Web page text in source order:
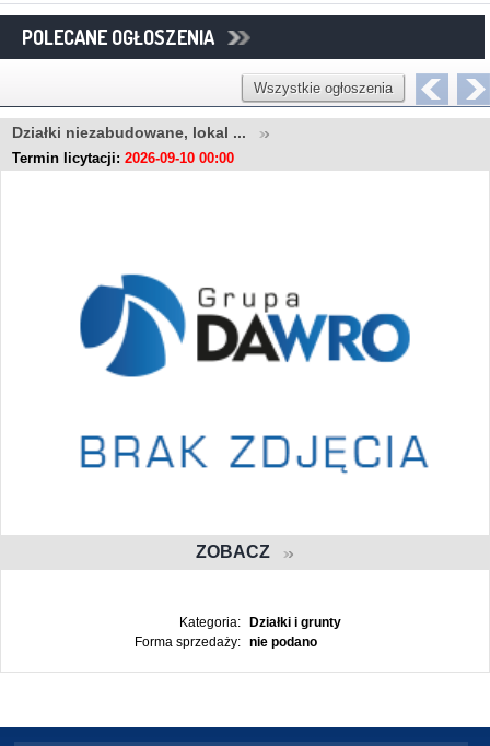
POLECANE OGŁOSZENIA
Wszystkie ogłoszenia
Działki niezabudowane, lokal ...
Termin licytacji: 2026-09-10 00:00
ZOBACZ
Kategoria:
Działki i grunty
Forma sprzedaży:
nie podano